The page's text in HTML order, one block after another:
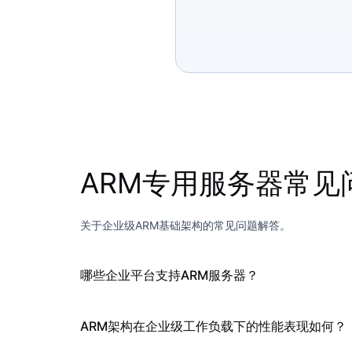
ARM专用服务器常见
关于企业级ARM基础架构的常见问题解答。
哪些企业平台支持ARM服务器？
ARM架构在企业级工作负载下的性能表现如何？